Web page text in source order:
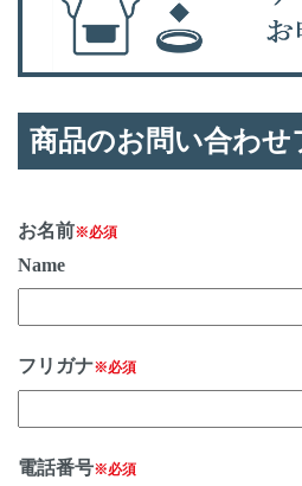
商品のお問い合わせ
お名前※必須
Name
フリガナ※必須
電話番号※必須